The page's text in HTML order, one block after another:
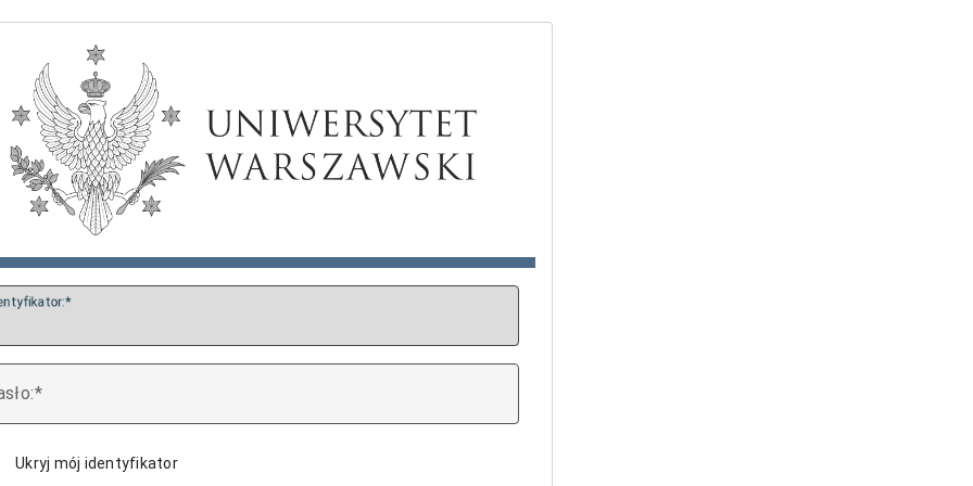
Ukryj mój identyfikator